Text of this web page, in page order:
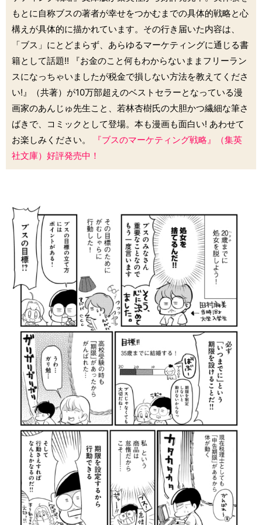
もとに自称ブスの著者が幸せをつかむまでの具体的戦略と心
構えが具体的に描かれています。その行き届いた内容は、
「ブス」にとどまらず、あらゆるマーケティングに通じる書
籍として話題!! 『お金のこと何もわからないままフリーラン
スになっちゃいましたが税金で損しない方法を教えてくださ
い!』（共著）が10万部超えのベストセラーとなっている漫
画家のあんじゅ先生こと、若林杏樹氏の大胆かつ繊細な筆さ
ばきで、コミックとして登場。本も漫画も面白い! あわせて
お楽しみください。
『ブスのマーケティング戦略』（集英
社文庫）好評発売中！